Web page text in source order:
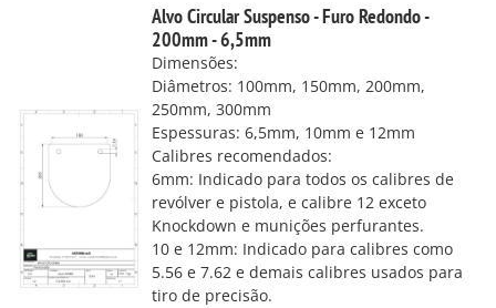
Alvo Circular Suspenso - Furo Redondo -
200mm - 6,5mm
Dimensões:
Diâmetros: 100mm, 150mm, 200mm,
250mm, 300mm
Espessuras: 6,5mm, 10mm e 12mm
Calibres recomendados:
6mm: Indicado para todos os calibres de
revólver e pistola, e calibre 12 exceto
Knockdown e munições perfurantes.
10 e 12mm: Indicado para calibres como
5.56 e 7.62 e demais calibres usados para
tiro de precisão.